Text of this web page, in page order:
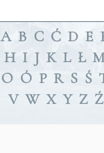
A B C Ć D E
H I J K L Ł
O Ó P R S Ś
V W X Y Z Ź